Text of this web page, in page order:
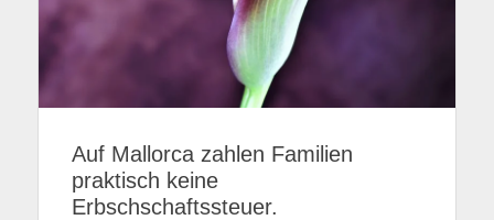
Auf Mallorca zahlen Familien
praktisch keine
Erbschschaftssteuer.